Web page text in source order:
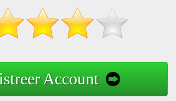
Account